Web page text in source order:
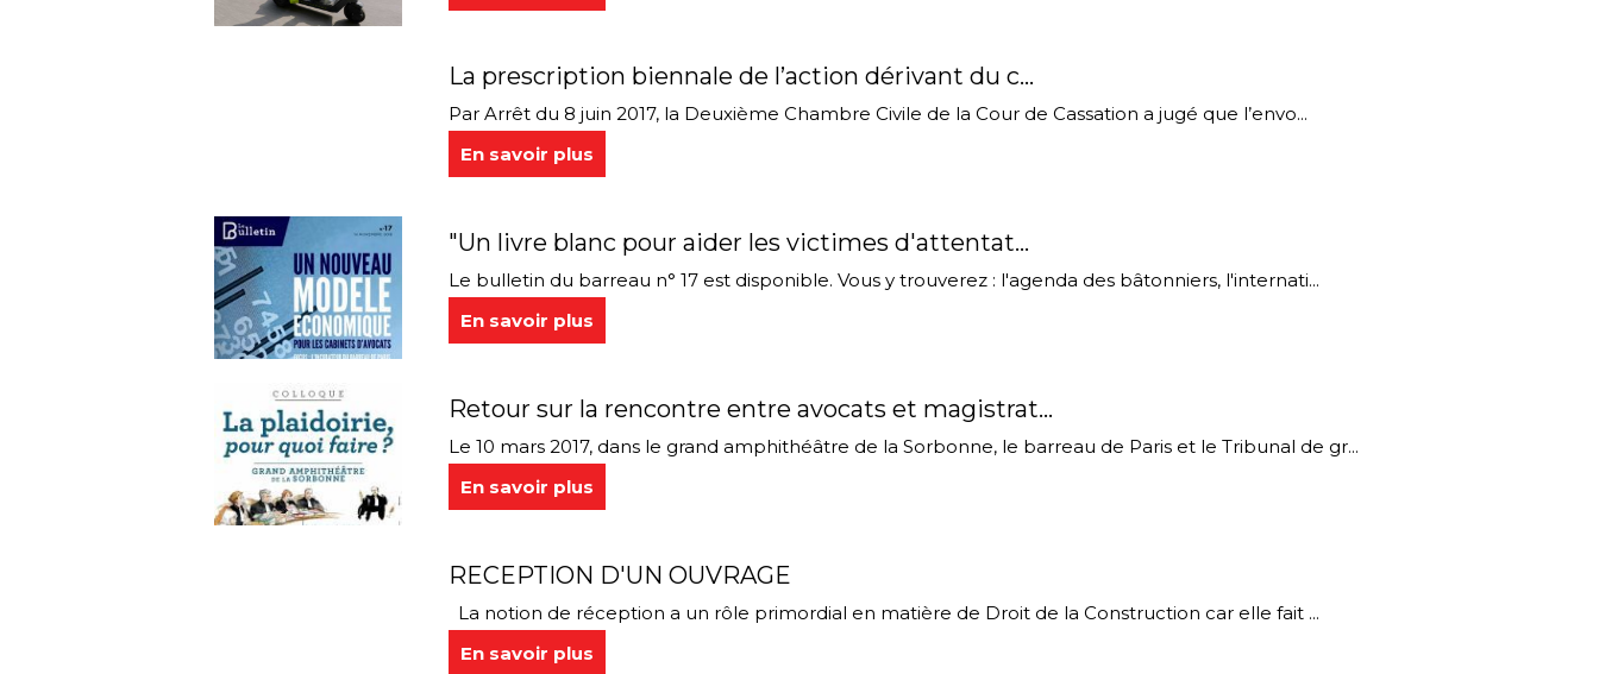
La prescription biennale de l’action dérivant du c...
Par Arrêt du 8 juin 2017, la Deuxième Chambre Civile de la Cour de Cassation a jugé que l’envo...
En savoir plus
"Un livre blanc pour aider les victimes d'attentat...
Le bulletin du barreau n° 17 est disponible. Vous y trouverez : l'agenda des bâtonniers, l'internati...
En savoir plus
Retour sur la rencontre entre avocats et magistrat...
Le 10 mars 2017, dans le grand amphithéâtre de la Sorbonne, le barreau de Paris et le Tribunal de gr...
En savoir plus
RECEPTION D'UN OUVRAGE
La notion de réception a un rôle primordial en matière de Droit de la Construction car elle fait ...
En savoir plus